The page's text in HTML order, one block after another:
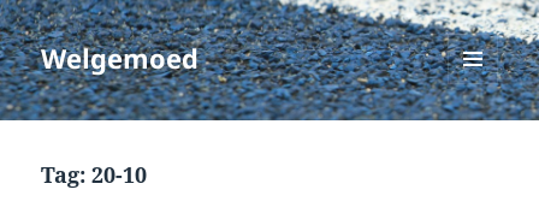
Welgemoed
MENU
EN
Tag:20-10